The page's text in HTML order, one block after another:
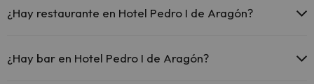
comunes.
¿Hay restaurante en Hotel Pedro I de Aragón?
¿Hay bar en Hotel Pedro I de Aragón?